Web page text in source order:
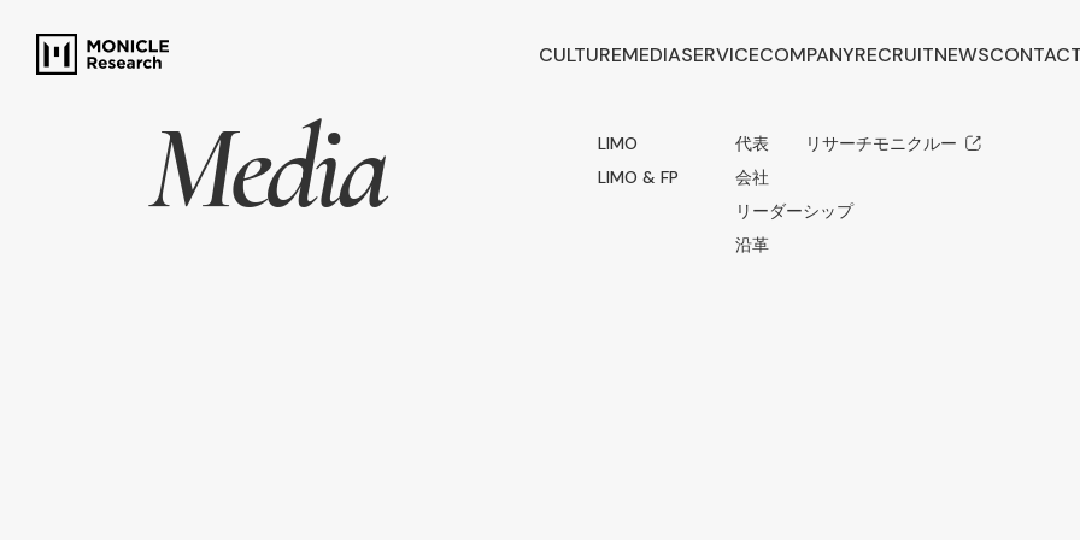
CULTUREMEDIA
LIMO
LIMO & FP
SERVICECOMPANY
代表メッセージ
会社概要
リーダーシップ
沿革
RECRUIT
リサーチモニクルー
NEWS
Media